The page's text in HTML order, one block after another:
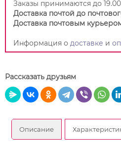
Заказы принимаются до
Доставка почтой до
Доставка почтовым
Информация о доставке и
Рассказать друзьям
Описание